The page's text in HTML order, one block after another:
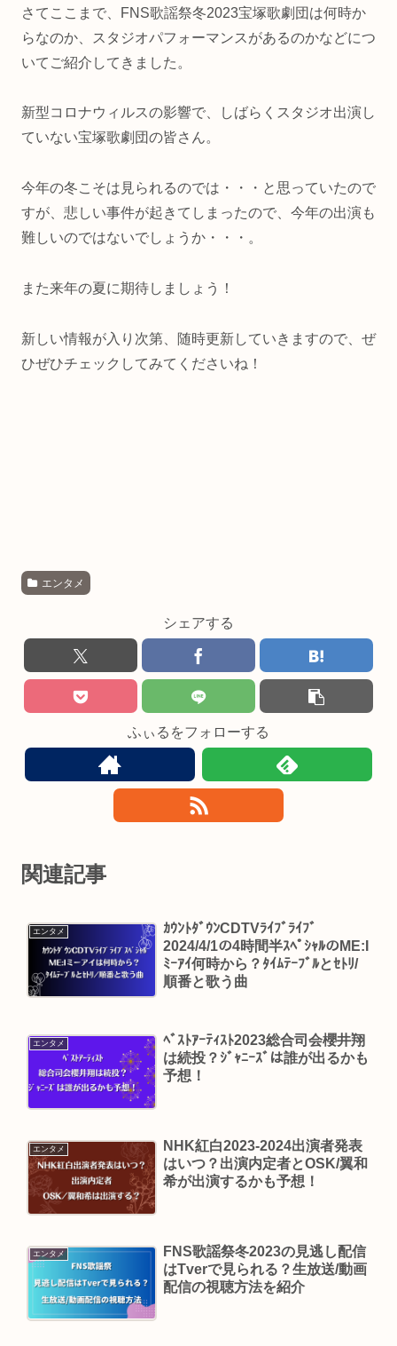
さてここまで、FNS歌謡祭冬2023宝塚歌劇団は何時か
らなのか、スタジオパフォーマンスがあるのかなどにつ
いてご紹介してきました。
新型コロナウィルスの影響で、しばらくスタジオ出演し
ていない宝塚歌劇団の皆さん。
今年の冬こそは見られるのでは・・・と思っていたので
すが、悲しい事件が起きてしまったので、今年の出演も
難しいのではないでしょうか・・・。
また来年の夏に期待しましょう！
新しい情報が入り次第、随時更新していきますので、ぜ
ひぜひチェックしてみてくださいね！
エンタメ
シェアする
ふぃるをフォローする
関連記事
エンタメ
ｶｳﾝﾄﾀﾞｳﾝCDTVﾗｲﾌﾞﾗｲﾌﾞ
2024/4/1の4時間半ｽﾍﾟｼｬﾙのME:I
ﾐｰｱｲ何時から？ﾀｲﾑﾃｰﾌﾞﾙとｾﾄﾘ/
順番と歌う曲
エンタメ
ﾍﾞｽﾄｱｰﾃｨｽﾄ2023総合司会櫻井翔
は続投？ｼﾞｬﾆｰｽﾞは誰が出るかも
予想！
エンタメ
NHK紅白2023-2024出演者発表
はいつ？出演内定者とOSK/翼和
希が出演するかも予想！
エンタメ
FNS歌謡祭冬2023の見逃し配信
はTverで見られる？生放送/動画
配信の視聴方法を紹介